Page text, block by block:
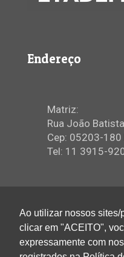
Endereço
Matriz:
Rua João
Cep: 05203-180
Tel: 11 3915-
Ao utilizar nossos sites/
clicar em "ACEITO",
expressamente com